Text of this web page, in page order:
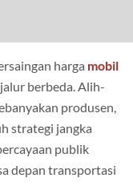
harga mobil
berbeda. Alih-
produsen,
strategi jangka
publik
depan transportasi